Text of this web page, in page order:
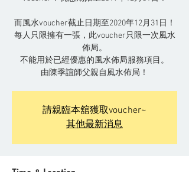
而風水voucher截止日期至2020年12月31日！
每人只限擁有一張，此voucher只限一次風水
佈局。
不能用於已經優惠的風水佈局服務項目。
由陳季誼師父親自風水佈局！
請親臨本舘獲取voucher~
其他最新消息